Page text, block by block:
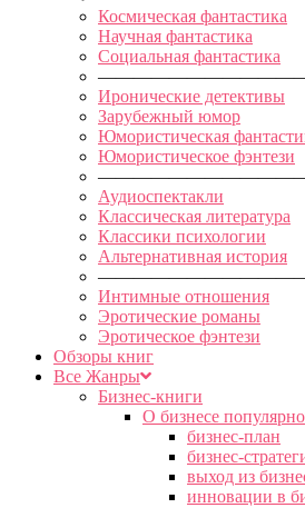
Космическая фантастика
Научная фантастика
Социальная фантастика
Иронические детективы
Зарубежный юмор
Юмористическая
Юмористическое фэнтези
Аудиоспектакли
Классическая литература
Классики психологии
Альтернативная история
Интимные отношения
Эротические романы
Эротическое фэнтези
Обзоры книг
Все Жанры
Бизнес-книги
О бизнесе популярно
бизнес-план
бизнес-
выход из
инновации в